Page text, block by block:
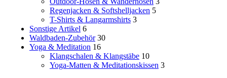
Regenjacken & Softshelljacken 5
T-Shirts & Langarmshirts 3
Sonstige Artikel 6
Waldbaden-Zubehör 30
Yoga & Meditation 16
Klangschalen & Klangstäbe 10
Yoga-Matten & Meditationskissen 3